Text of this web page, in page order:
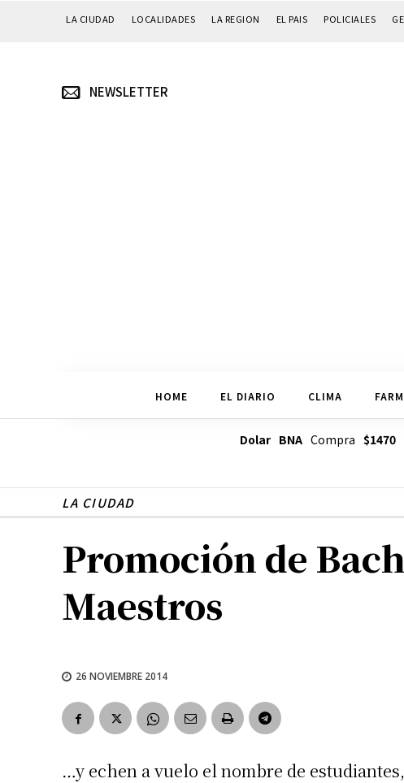
LA CIUDAD LOCALIDADES LA REGION EL PAIS POLICIALES
NEWSLETTER
HOME EL DIARIO CLIMA
Dolar BNACompra $1470
LA CIUDAD
Promoción de
Maestros
26 NOVIEMBRE 2014
…y echen a vuelo el nombre de